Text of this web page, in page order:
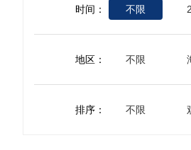
时间： 不限
地区： 不限
排序： 不限